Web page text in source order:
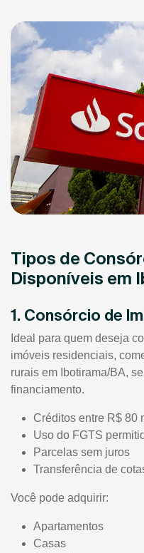
Tipos de
Disponíveis em
1. Consórcio de
Ideal para quem deseja
imóveis residenciais,
rurais em Ibotirama/BA,
financiamento.
Créditos entre R$ 80
Uso do FGTS
Parcelas sem juros
Transferência de
Você pode adquirir:
Apartamentos
Casas